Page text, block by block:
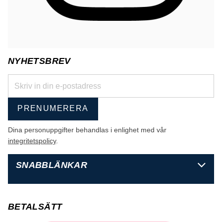
NYHETSBREV
PRENUMERERA
Dina personuppgifter behandlas i enlighet med vår
integritetspolicy.
SNABBLÄNKAR
BETALSÄTT